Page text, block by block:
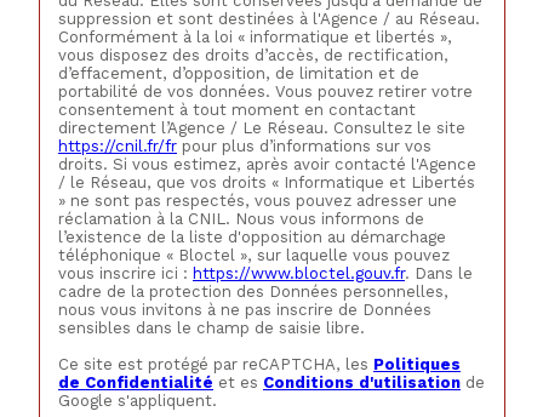
suppression et sont destinées à l'Agence / au Réseau.
Conformément à la loi « informatique et libertés »,
vous disposez des droits d’accès, de rectification,
d’effacement, d’opposition, de limitation et de
portabilité de vos données. Vous pouvez retirer votre
consentement à tout moment en contactant
directement l’Agence / Le Réseau. Consultez le site
https://cnil.fr/fr pour plus d’informations sur vos
droits. Si vous estimez, après avoir contacté l'Agence
/ le Réseau, que vos droits « Informatique et Libertés
» ne sont pas respectés, vous pouvez adresser une
réclamation à la CNIL. Nous vous informons de
l’existence de la liste d'opposition au démarchage
téléphonique « Bloctel », sur laquelle vous pouvez
vous inscrire ici : https://www.bloctel.gouv.fr. Dans le
cadre de la protection des Données personnelles,
nous vous invitons à ne pas inscrire de Données
sensibles dans le champ de saisie libre.
Ce site est protégé par reCAPTCHA, les Politiques
de Confidentialité et es Conditions d'utilisation de
Google s'appliquent.